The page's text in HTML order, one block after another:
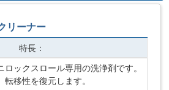
リーナー
特長：
ックスロール専用の洗浄剤です。
移性を復元します。